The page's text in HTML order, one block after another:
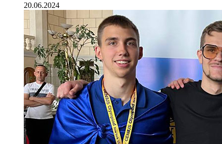
20.06.2024